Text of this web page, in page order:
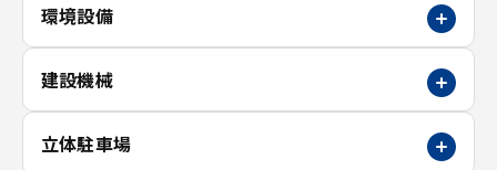
環境設備
建設機械
立体駐車場